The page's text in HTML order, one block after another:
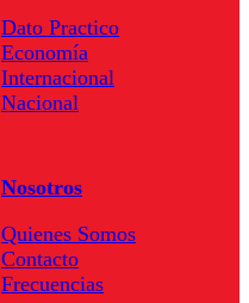
Dato Practico
Economía
Internacional
Nacional
Nosotros
Quienes Somos
Contacto
Frecuencias